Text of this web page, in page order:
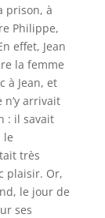
prison, à
Philippe,
effet, Jean
la femme
à Jean, et
arrivait
: il savait
le
très
plaisir. Or,
le jour de
ses